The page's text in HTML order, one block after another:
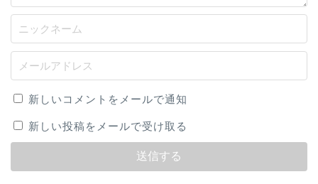
新しいコメントをメールで通知
新しい投稿をメールで受け取る